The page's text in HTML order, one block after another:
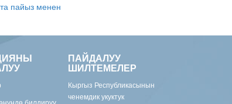
пайыз менен
билдирүү
ПАЙДАЛУУ
ШИЛТЕМЕЛЕР
Кыргыз Республикасынын
ченемдик укуктук